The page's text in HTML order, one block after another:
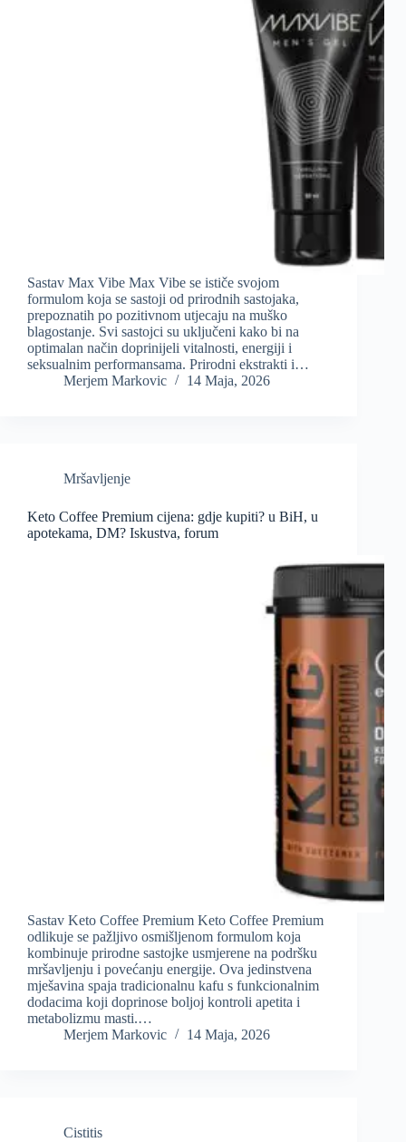
Sastav Max Vibe Max Vibe se ističe svojom
formulom koja se sastoji od prirodnih sastojaka,
prepoznatih po pozitivnom utjecaju na muško
blagostanje. Svi sastojci su uključeni kako bi na
optimalan način doprinijeli vitalnosti, energiji i
seksualnim performansama. Prirodni ekstrakti i…
Merjem Markovic
14 Maja, 2026
Mršavljenje
Keto Coffee Premium cijena: gdje kupiti? u BiH, u
apotekama, DM? Iskustva, forum
Sastav Keto Coffee Premium Keto Coffee Premium
odlikuje se pažljivo osmišljenom formulom koja
kombinuje prirodne sastojke usmjerene na podršku
mršavljenju i povećanju energije. Ova jedinstvena
mješavina spaja tradicionalnu kafu s funkcionalnim
dodacima koji doprinose boljoj kontroli apetita i
metabolizmu masti.…
Merjem Markovic
14 Maja, 2026
Cistitis